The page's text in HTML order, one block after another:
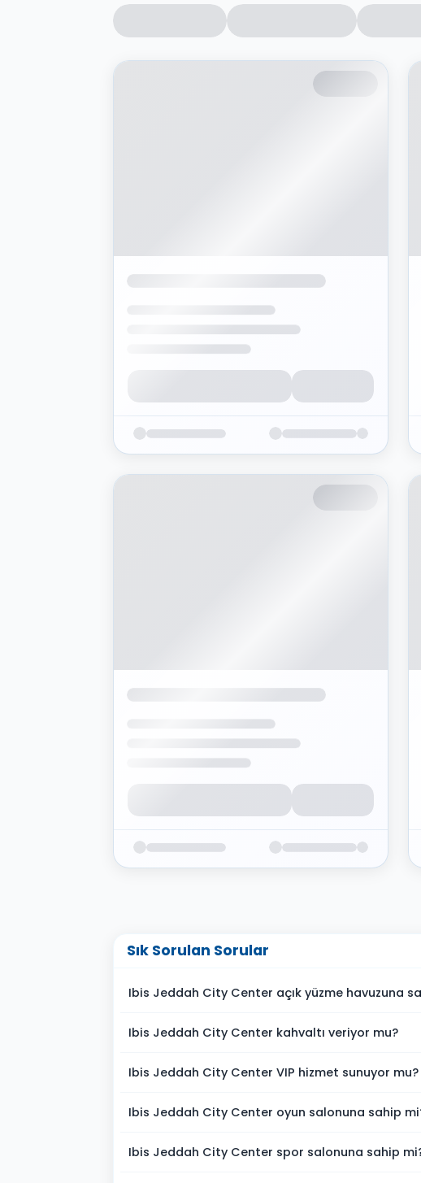
Sık Sorulan Sorular
Ibis Jeddah City Center açık yüzme havuzuna
Ibis Jeddah City Center kahvaltı veriyor mu?
Ibis Jeddah City Center VIP hizmet sunuyor mu?
Ibis Jeddah City Center oyun salonuna sahip
Ibis Jeddah City Center spor salonuna sahip